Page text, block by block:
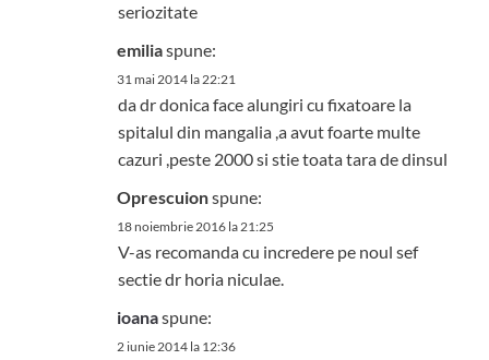
seriozitate
emiliaspune:
31 mai 2014 la 22:21
da dr donica face alungiri cu fixatoare la
spitalul din mangalia ,a avut foarte multe
cazuri ,peste 2000 si stie toata tara de dinsul
Oprescuionspune:
18 noiembrie 2016 la 21:25
V-as recomanda cu incredere pe noul sef
sectie dr horia niculae.
ioanaspune:
2 iunie 2014 la 12:36